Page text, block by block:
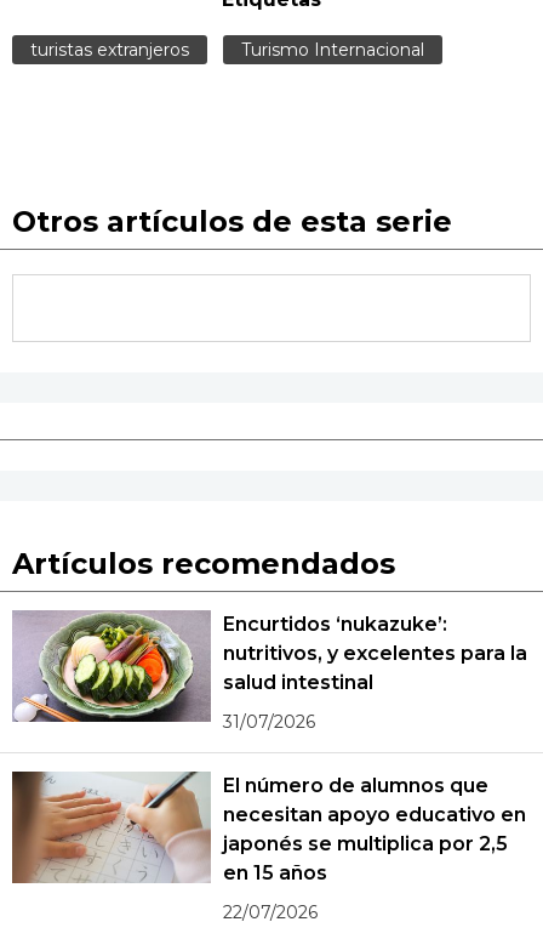
turistas extranjeros Turismo Internacional
Otros artículos de esta serie
Artículos recomendados
Encurtidos ‘nukazuke’:
nutritivos, y excelentes para la
salud intestinal
31/07/2026
El número de alumnos que
necesitan apoyo educativo en
japonés se multiplica por 2,5
en 15 años
22/07/2026